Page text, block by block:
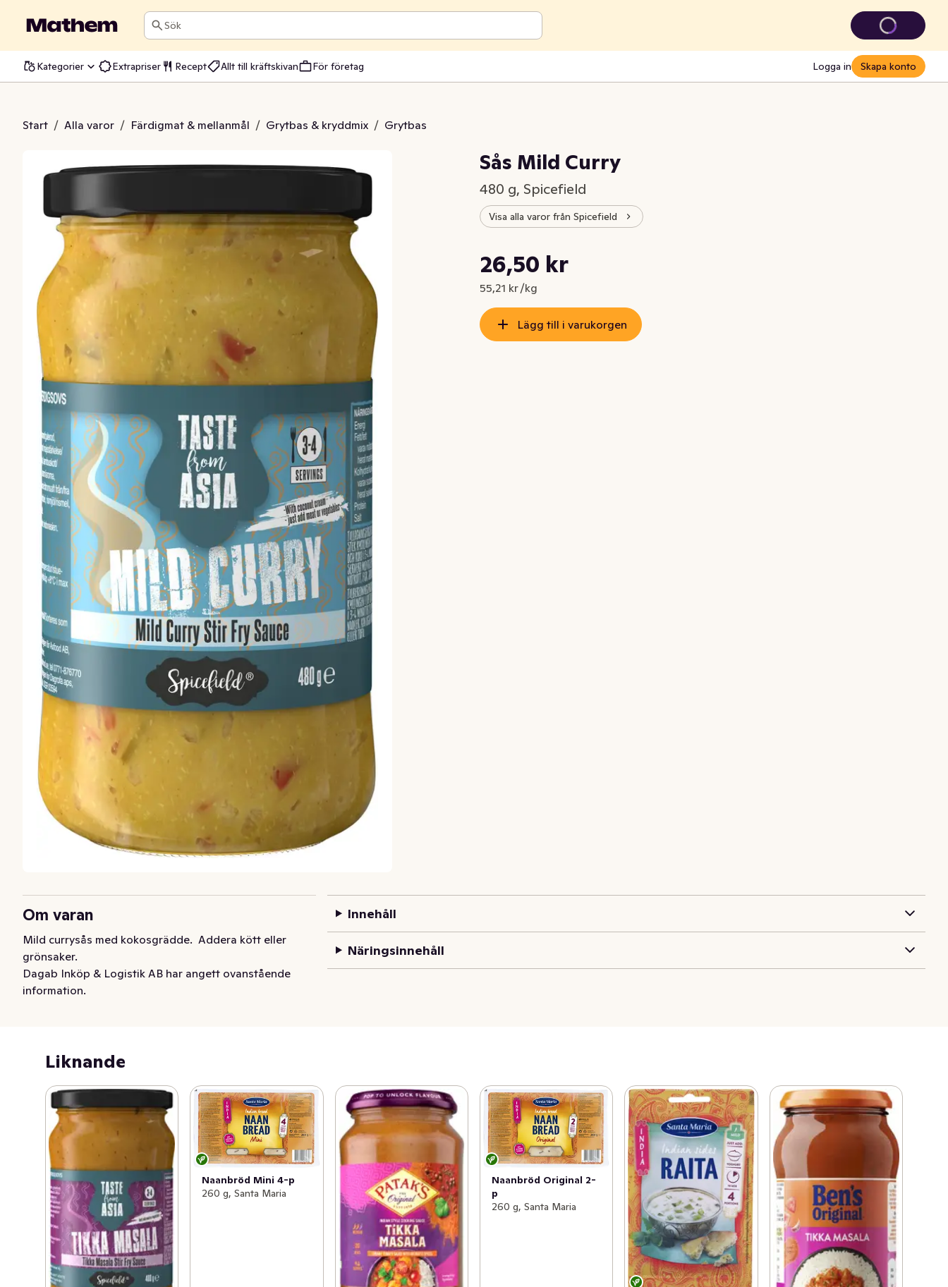
Sök
Kategorier Extrapriser Recept Allt till kräftskivan För företag Logga in Skapa konto
Start / Alla varor / Färdigmat & mellanmål / Grytbas & kryddmix / Grytbas
Mild Curry
Sås Mild Curry
480 g, Spicefield
Visa alla varor från Spicefield
Nuvarande pris är: 26,50 kr
26,50 kr
55,21 kr /kg
Styckpris: 55,21 kr /kg
Lägg till i varukorgen
Om varan
Mild currysås med kokosgrädde.  Addera kött eller
grönsaker.
Dagab Inköp & Logistik AB har angett ovanstående
information.
Innehåll
Näringsinnehåll
Liknande
Naanbröd Mini 4-p
260 g, Santa Maria
Naanbröd Original 2-
p
260 g, Santa Maria